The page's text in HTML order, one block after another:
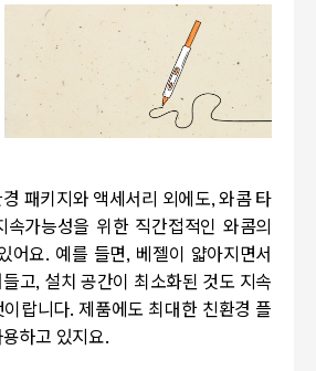
패키지와 액세서리 외에도, 와콤 타
속가능성을 위한 직간접적인 와콤의
어요. 예를 들면, 베젤이 얇아지면서
고, 설치 공간이 최소화된 것도 지속
랍니다. 제품에도 최대한 친환경 플
하고 있지요.